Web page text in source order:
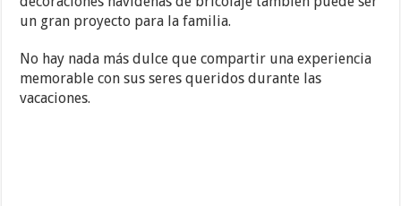
un gran proyecto para la familia.
No hay nada más dulce que compartir una experiencia
memorable con sus seres queridos durante las
vacaciones.